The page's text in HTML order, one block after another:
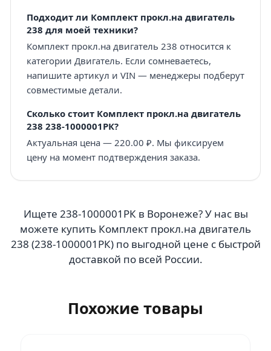
Подходит ли Комплект прокл.на двигатель
238 для моей техники?
Комплект прокл.на двигатель 238 относится к
категории Двигатель. Если сомневаетесь,
напишите артикул и VIN — менеджеры подберут
совместимые детали.
Сколько стоит Комплект прокл.на двигатель
238 238-1000001РК?
Актуальная цена — 220.00 ₽. Мы фиксируем
цену на момент подтверждения заказа.
Ищете 238-1000001РК в Воронеже? У нас вы
можете купить Комплект прокл.на двигатель
238 (238-1000001РК) по выгодной цене с быстрой
доставкой по всей России.
Похожие товары